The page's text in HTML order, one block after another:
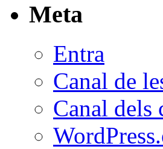
Meta
Entra
Canal de
Canal dels